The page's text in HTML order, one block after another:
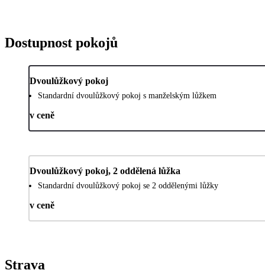
Dostupnost pokojů
Dvoulůžkový pokoj
Standardní dvoulůžkový pokoj s manželským lůžkem
v ceně
Dvoulůžkový pokoj, 2 oddělená lůžka
Standardní dvoulůžkový pokoj se 2 oddělenými lůžky
v ceně
Strava